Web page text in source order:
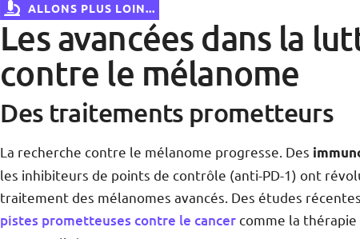
ALLONS PLUS LOIN...
Les avancées dans la
contre le mélanome
Des traitements prometteurs
La recherche contre le mélanome progresse. Des
les inhibiteurs de points de contrôle (anti-PD-1) ont
traitement des mélanomes avancés. Des études
pistes prometteuses contre le cancercomme la